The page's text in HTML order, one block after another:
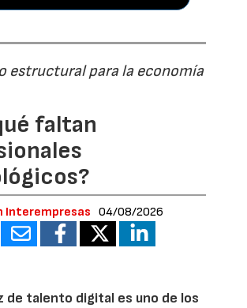
estructural para la economía
faltan
Interempresas 04/08/2026
de talento digital es uno de los